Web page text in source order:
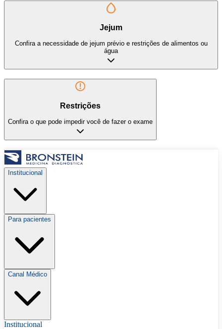
Jejum
Confira a necessidade de jejum prévio e restrições de alimentos ou
água
Restrições
Confira o que pode impedir você de fazer o exame
Institucional
Para pacientes
Canal Médico
Institucional